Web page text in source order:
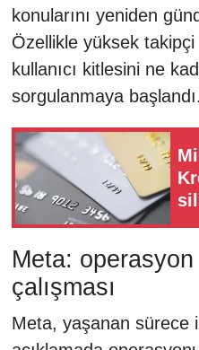
konularını yeniden
Özellikle yüksek takipçi
kullanıcı kitlesini ne
sorgulanmaya başlandı.
Meta:
çalışması
Meta, yaşanan sürece